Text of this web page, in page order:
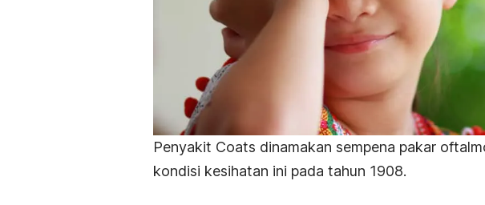
Penyakit Coats dinamakan sempena pakar
kondisi kesihatan ini pada tahun 1908.